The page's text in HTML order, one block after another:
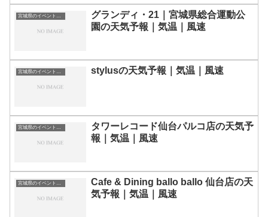
宮城県のイベント会場一覧
グランディ・21｜宮城県総合運動公
園の天気予報｜気温｜風速
stylusの天気予報｜気温｜風速
タワーレコード仙台パルコ店の天気予
報｜気温｜風速
Cafe & Dining ballo ballo 仙台店の天
気予報｜気温｜風速